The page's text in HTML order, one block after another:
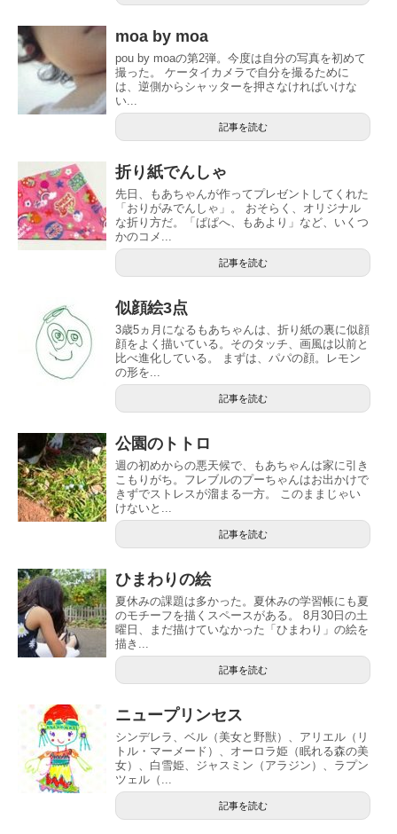
moa by moa
pou by moaの第2弾。今度は自分の写真を初めて
撮った。 ケータイカメラで自分を撮るために
は、逆側からシャッターを押さなければいけな
い...
記事を読む
折り紙でんしゃ
先日、もあちゃんが作ってプレゼントしてくれた
「おりがみでんしゃ」。 おそらく、オリジナル
な折り方だ。「ぱぱへ、もあより」など、いくつ
かのコメ...
記事を読む
似顔絵3点
3歳5ヵ月になるもあちゃんは、折り紙の裏に似顔
顔をよく描いている。そのタッチ、画風は以前と
比べ進化している。 まずは、パパの顔。レモン
の形を...
記事を読む
公園のトトロ
週の初めからの悪天候で、もあちゃんは家に引き
こもりがち。フレブルのプーちゃんはお出かけで
きずでストレスが溜まる一方。 このままじゃい
けないと...
記事を読む
ひまわりの絵
夏休みの課題は多かった。夏休みの学習帳にも夏
のモチーフを描くスペースがある。 8月30日の土
曜日、まだ描けていなかった「ひまわり」の絵を
描き...
記事を読む
ニュープリンセス
シンデレラ、ベル（美女と野獣）、アリエル（リ
トル・マーメード）、オーロラ姫（眠れる森の美
女）、白雪姫、ジャスミン（アラジン）、ラプン
ツェル（...
記事を読む